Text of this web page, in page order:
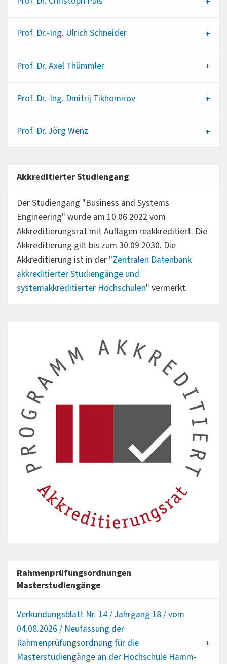
Prof. Dr.-Ing. Ulrich Schneider
Prof. Dr. Axel Thümmler
Prof. Dr.-Ing. Dmitrij Tikhomirov
Prof. Dr. Jörg Wenz
Akkreditierter Studiengang
Der Studiengang "Business and Systems
Engineering" wurde am 10.06.2022 vom
Akkreditierungsrat mit Auflagen reakkreditiert. Die
Akkreditierung gilt bis zum 30.09.2030. Die
Akkreditierung ist in der "Zentralen Datenbank
akkreditierter Studiengänge und
systemakkreditierter Hochschulen" vermerkt.
Rahmenprüfungsordnungen
Masterstudiengänge
Verkündungsblatt Nr. 14 / Jahrgang 18 / vom
04.08.2026 / Neufassung der
Rahmenprüfungsordnung für die
Masterstudiengänge an der Hochschule Hamm-